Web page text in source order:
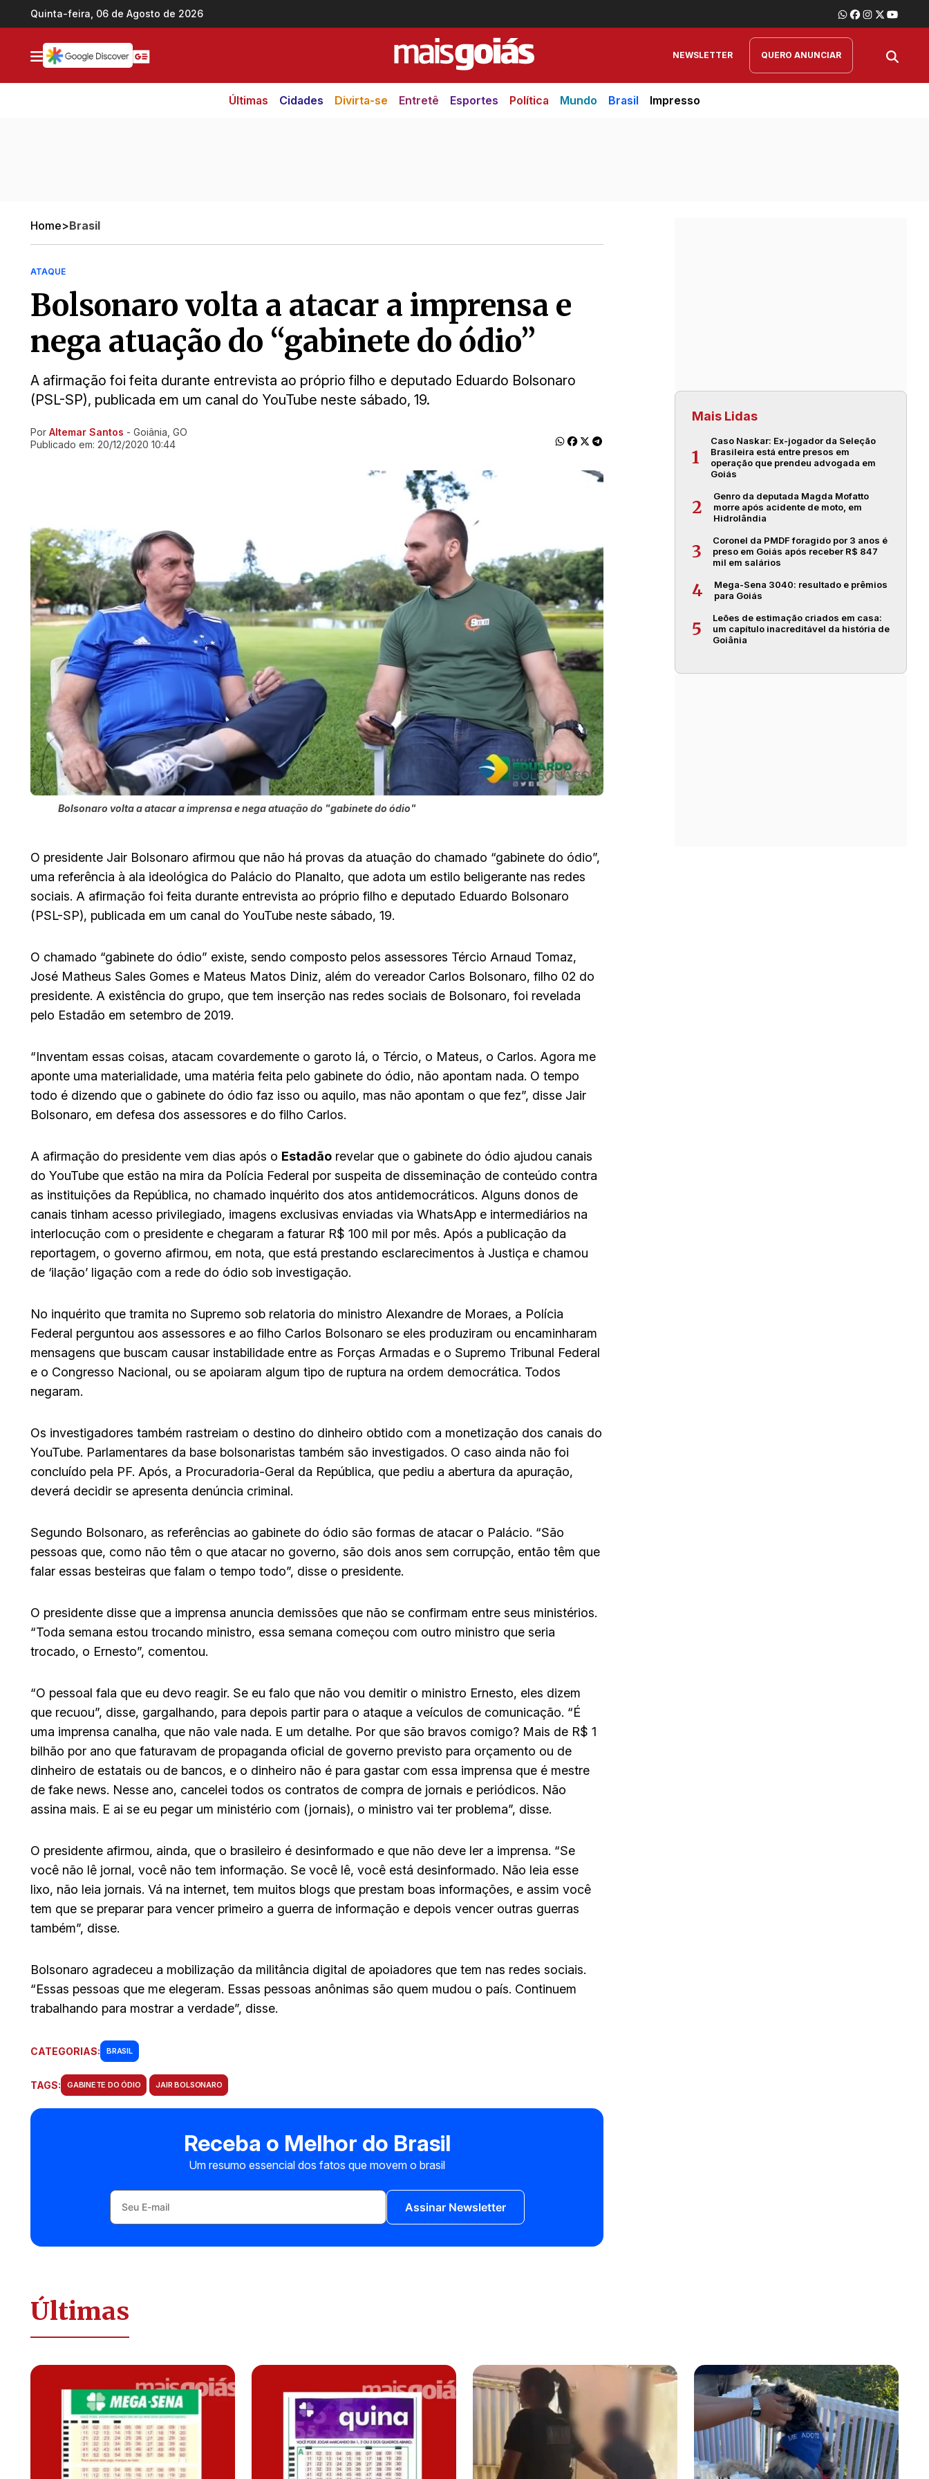
Ir direto pro conteúdo
Quinta-feira, 06 de Agosto de 2026
NEWSLETTER QUERO ANUNCIAR
Últimas Cidades Divirta-se Entretê Esportes Política Mundo Brasil Impresso
Home>Brasil
ATAQUE
Bolsonaro volta a atacar a imprensa e
nega atuação do “gabinete do ódio”
A afirmação foi feita durante entrevista ao próprio filho e deputado Eduardo Bolsonaro
(PSL-SP), publicada em um canal do YouTube neste sábado, 19.
Ir direto pra matéria
Por Altemar Santos - Goiânia, GO
Publicado em: 20/12/2020 10:44
Bolsonaro volta a atacar a imprensa e nega atuação do "gabinete do ódio"
O presidente Jair Bolsonaro afirmou que não há provas da atuação do chamado “gabinete do ódio”,
uma referência à ala ideológica do Palácio do Planalto, que adota um estilo beligerante nas redes
sociais. A afirmação foi feita durante entrevista ao próprio filho e deputado Eduardo Bolsonaro
(PSL-SP), publicada em um canal do YouTube neste sábado, 19.
O chamado “gabinete do ódio” existe, sendo composto pelos assessores Tércio Arnaud Tomaz,
José Matheus Sales Gomes e Mateus Matos Diniz, além do vereador Carlos Bolsonaro, filho 02 do
presidente. A existência do grupo, que tem inserção nas redes sociais de Bolsonaro, foi revelada
pelo Estadão em setembro de 2019.
“Inventam essas coisas, atacam covardemente o garoto lá, o Tércio, o Mateus, o Carlos. Agora me
aponte uma materialidade, uma matéria feita pelo gabinete do ódio, não apontam nada. O tempo
todo é dizendo que o gabinete do ódio faz isso ou aquilo, mas não apontam o que fez”, disse Jair
Bolsonaro, em defesa dos assessores e do filho Carlos.
A afirmação do presidente vem dias após o Estadão revelar que o gabinete do ódio ajudou canais
do YouTube que estão na mira da Polícia Federal por suspeita de disseminação de conteúdo contra
as instituições da República, no chamado inquérito dos atos antidemocráticos. Alguns donos de
canais tinham acesso privilegiado, imagens exclusivas enviadas via WhatsApp e intermediários na
interlocução com o presidente e chegaram a faturar R$ 100 mil por mês. Após a publicação da
reportagem, o governo afirmou, em nota, que está prestando esclarecimentos à Justiça e chamou
de ‘ilação’ ligação com a rede do ódio sob investigação.
No inquérito que tramita no Supremo sob relatoria do ministro Alexandre de Moraes, a Polícia
Federal perguntou aos assessores e ao filho Carlos Bolsonaro se eles produziram ou encaminharam
mensagens que buscam causar instabilidade entre as Forças Armadas e o Supremo Tribunal Federal
e o Congresso Nacional, ou se apoiaram algum tipo de ruptura na ordem democrática. Todos
negaram.
Os investigadores também rastreiam o destino do dinheiro obtido com a monetização dos canais do
YouTube. Parlamentares da base bolsonaristas também são investigados. O caso ainda não foi
concluído pela PF. Após, a Procuradoria-Geral da República, que pediu a abertura da apuração,
deverá decidir se apresenta denúncia criminal.
Segundo Bolsonaro, as referências ao gabinete do ódio são formas de atacar o Palácio. “São
pessoas que, como não têm o que atacar no governo, são dois anos sem corrupção, então têm que
falar essas besteiras que falam o tempo todo”, disse o presidente.
O presidente disse que a imprensa anuncia demissões que não se confirmam entre seus ministérios.
“Toda semana estou trocando ministro, essa semana começou com outro ministro que seria
trocado, o Ernesto”, comentou.
“O pessoal fala que eu devo reagir. Se eu falo que não vou demitir o ministro Ernesto, eles dizem
que recuou”, disse, gargalhando, para depois partir para o ataque a veículos de comunicação. “É
uma imprensa canalha, que não vale nada. E um detalhe. Por que são bravos comigo? Mais de R$ 1
bilhão por ano que faturavam de propaganda oficial de governo previsto para orçamento ou de
dinheiro de estatais ou de bancos, e o dinheiro não é para gastar com essa imprensa que é mestre
de fake news. Nesse ano, cancelei todos os contratos de compra de jornais e periódicos. Não
assina mais. E ai se eu pegar um ministério com (jornais), o ministro vai ter problema”, disse.
O presidente afirmou, ainda, que o brasileiro é desinformado e que não deve ler a imprensa. “Se
você não lê jornal, você não tem informação. Se você lê, você está desinformado. Não leia esse
lixo, não leia jornais. Vá na internet, tem muitos blogs que prestam boas informações, e assim você
tem que se preparar para vencer primeiro a guerra de informação e depois vencer outras guerras
também”, disse.
Bolsonaro agradeceu a mobilização da militância digital de apoiadores que tem nas redes sociais.
“Essas pessoas que me elegeram. Essas pessoas anônimas são quem mudou o país. Continuem
trabalhando para mostrar a verdade”, disse.
CATEGORIAS: BRASIL
TAGS: GABINETE DO ÓDIO JAIR BOLSONARO
Receba o Melhor do Brasil
Um resumo essencial dos fatos que movem o brasil
Assinar Newsletter
Mais Lidas
1
Caso Naskar: Ex-jogador da Seleção
Brasileira está entre presos em
operação que prendeu advogada em
Goiás
2
Genro da deputada Magda Mofatto
morre após acidente de moto, em
Hidrolândia
3
Coronel da PMDF foragido por 3 anos é
preso em Goiás após receber R$ 847
mil em salários
4
Mega-Sena 3040: resultado e prêmios
para Goiás
5
Leões de estimação criados em casa:
um capítulo inacreditável da história de
Goiânia
Últimas